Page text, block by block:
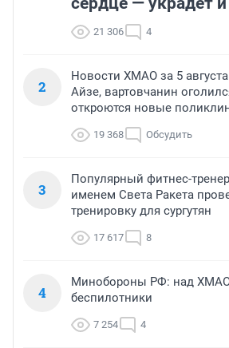
21 306 4
2
Новости ХМАО за 5
Айзе, вартовчанин
откроются новые
19 368 Обсудить
3
Популярный фитнес-
именем Света Ракета
тренировку для сургутян
17 617 8
4
Минобороны РФ: над
беспилотники
7 254 4